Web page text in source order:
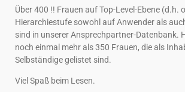
Über 400 !! Frauen auf Top-Level-Ebene (d.h.
Hierarchiestufe sowohl auf Anwender als
sind in unserer Ansprechpartner-Datenbank.
noch einmal mehr als 350 Frauen, die als
Selbständige gelistet sind.
Viel Spaß beim Lesen.